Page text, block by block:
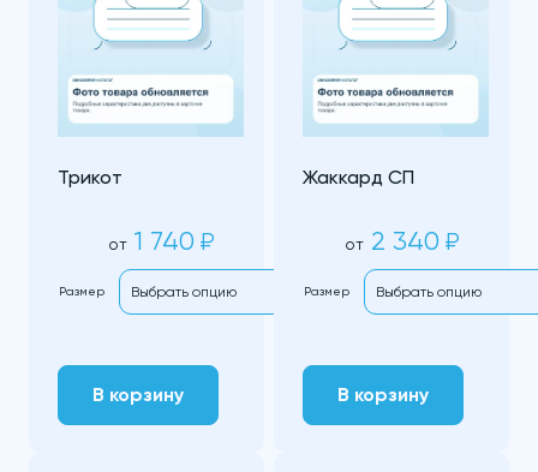
Трикот
от 1 740 ₽
Размер
В корзину
Жаккард СП
от 2 340 ₽
Размер
В корзину